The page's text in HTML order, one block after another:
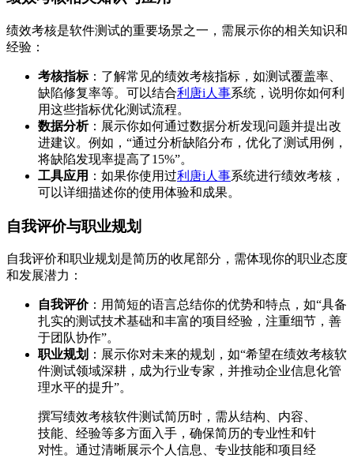
绩效考核是软件测试的重要场景之一，需展示你的相关知识和
经验：
考核指标：了解常见的绩效考核指标，如测试覆盖率、
缺陷修复率等。可以结合利唐i人事系统，说明你如何利
用这些指标优化测试流程。
数据分析：展示你如何通过数据分析发现问题并提出改
进建议。例如，“通过分析缺陷分布，优化了测试用例，
将缺陷发现率提高了15%”。
工具应用 ：如果你使用过利唐i人事系统进行绩效考核，
可以详细描述你的使用体验和成果。
自我评价与职业规划
自我评价和职业规划是简历的收尾部分，需体现你的职业态度
和发展潜力：
自我评价：用简短的语言总结你的优势和特点，如“具备
扎实的测试技术基础和丰富的项目经验，注重细节，善
于团队协作”。
职业规划 ：展示你对未来的规划，如“希望在绩效考核软
件测试领域深耕，成为行业专家，并推动企业信息化管
理水平的提升”。
撰写绩效考核软件测试简历时，需从结构、内容、
技能、经验等多方面入手，确保简历的专业性和针
对性。通过清晰展示个人信息、专业技能和项目经